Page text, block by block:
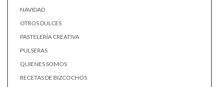
NAVIDAD
OTROS DULCES
PASTELERÍA CREATIVA
PULSERAS
QUIENES SOMOS
RECETAS DE BIZCOCHOS